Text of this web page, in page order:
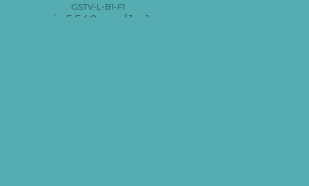
GSTV-L-B1-F1
від 5 540
/ 1 м²